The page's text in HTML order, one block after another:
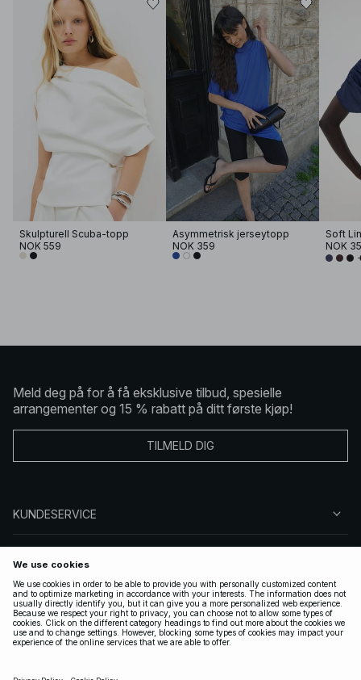
Skulpturell Scuba-topp
NOK 559
Asymmetrisk jerseytopp
NOK 359
NOK
Meld deg på for å få eksklusive tilbud, spesielle
arrangementer og 15 % rabatt på ditt første kjøp!
TILMELD DIG
KUNDESERVICE
FØLG OSS
LOVLIG